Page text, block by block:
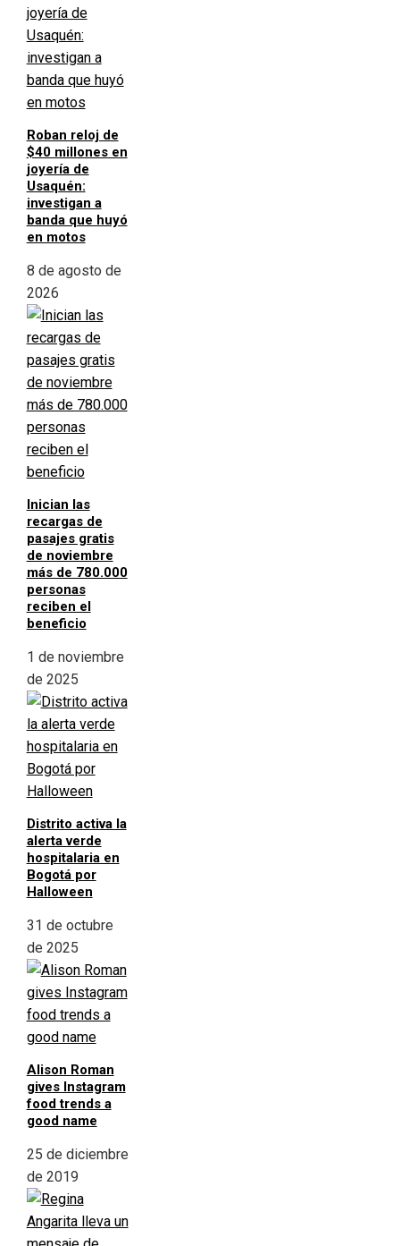
Roban reloj de
$40 millones en
joyería de
Usaquén:
investigan a
banda que huyó
en motos
8 de agosto de
2026
Inician las
recargas de
pasajes gratis
de noviembre
más de 780.000
personas
reciben el
beneficio
1 de noviembre
de 2025
Distrito activa la
alerta verde
hospitalaria en
Bogotá por
Halloween
31 de octubre
de 2025
Alison Roman
gives Instagram
food trends a
good name
25 de diciembre
de 2019